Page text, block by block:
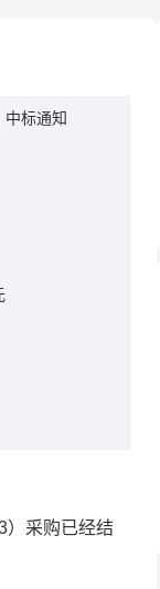
中标通知
）采购已经结